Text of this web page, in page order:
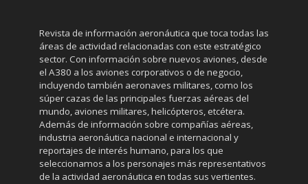
Revista de información aeronáutica que toca todas las
áreas de actividad relacionadas con este estratégico
sector. Con información sobre nuevos aviones, desde
el A380 a los aviones corporativos o de negocio,
incluyendo también aeronaves militares, como los
súper cazas de las principales fuerzas aéreas del
mundo, aviones militares, helicópteros, etcétera.
Además de información sobre compañías aéreas,
industria aeronáutica nacional e internacional y
reportajes de interés humano, para los que
seleccionamos a los personajes más representativos
de la actividad aeronáutica en todas sus vertientes.